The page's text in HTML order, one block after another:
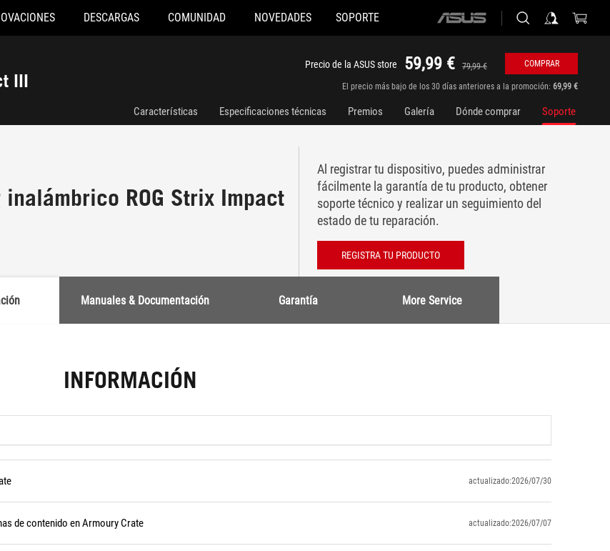
DESCARGAS COMUNIDAD NOVEDADES SOPORTE
ASUS
III
Precio de la ASUS store 59,99 € 79,99 € COMPRAR
El precio más bajo de los 30 días anteriores a la promoción: 69,99 €
Características Especificaciones técnicas Premios Galería Dónde comprar Soporte
inalámbrico ROG Strix Impact
Al registrar tu dispositivo, puedes administrar
fácilmente la garantía de tu producto, obtener
soporte técnico y realizar un seguimiento del
estado de tu reparación.
REGISTRA TU PRODUCTO
Manuales & Documentación Garantía More Service
INFORMACIÓN
actualizado:2026/07/30
de contenido en Armoury Crate actualizado:2026/07/07